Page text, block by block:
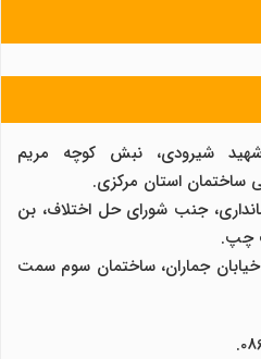
1: خیابان شهید شیرودی، نبش کوچه مریم
ساختمان استان مرکزی.
2: میدان فرمانداری، جنب شورای حل اختلاف، بن
چپ.
خیابان جماران، ساختمان سوم سمت